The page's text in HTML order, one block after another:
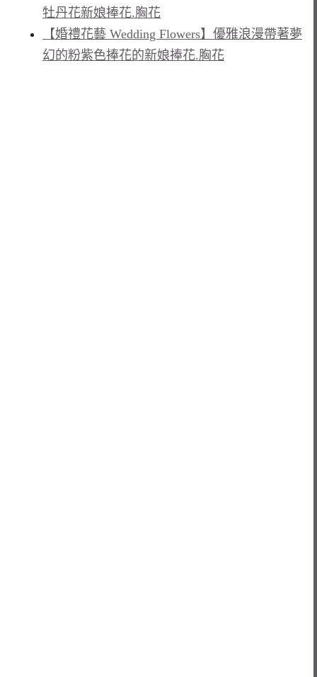
牡丹花新娘捧花.胸花
【婚禮花藝 Wedding Flowers】優雅浪漫帶著夢
幻的粉紫色捧花的新娘捧花.胸花